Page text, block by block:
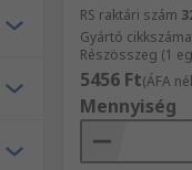
RS raktári szám
Gyártó cikkszáma
Részösszeg (1
5456 Ft(ÁFA
Mennyiség